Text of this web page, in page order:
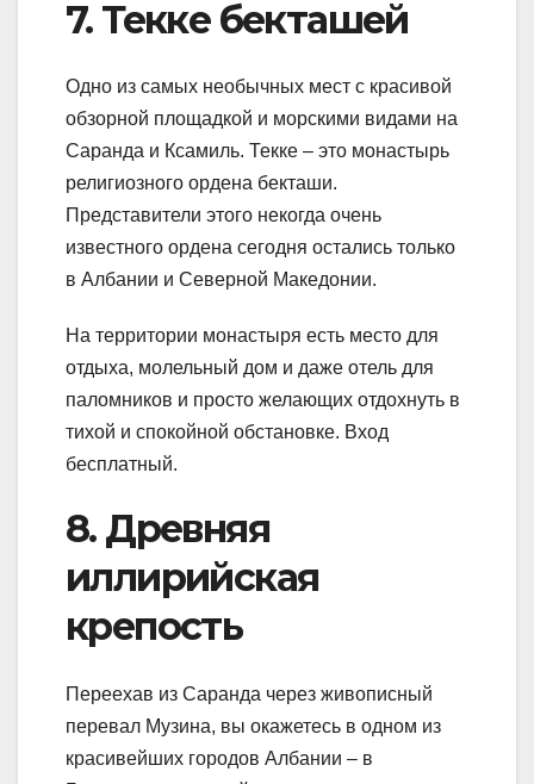
7. Текке бекташей
Одно из самых необычных мест с красивой
обзорной площадкой и морскими видами на
Саранда и Ксамиль. Текке – это монастырь
религиозного ордена бекташи.
Представители этого некогда очень
известного ордена сегодня остались только
в Албании и Северной Македонии.
На территории монастыря есть место для
отдыха, молельный дом и даже отель для
паломников и просто желающих отдохнуть в
тихой и спокойной обстановке. Вход
бесплатный.
8. Древняя
иллирийская
крепость
Переехав из Саранда через живописный
перевал Музина, вы окажетесь в одном из
красивейших городов Албании – в